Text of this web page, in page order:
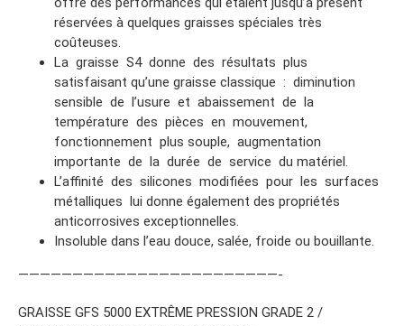
réservées à quelques graisses spéciales très
coûteuses.
La graisse S4 donne des résultats plus
satisfaisant qu’une graisse classique : diminution
sensible de l’usure et abaissement de la
température des pièces en mouvement,
fonctionnement plus souple, augmentation
importante de la durée de service du matériel.
L’affinité des silicones modifiées pour les surfaces
métalliques lui donne également des propriétés
anticorrosives exceptionnelles.
Insoluble dans l’eau douce, salée, froide ou bouillante.
————————————————————————-
GRAISSE GFS 5000 EXTRÊME PRESSION GRADE 2 /